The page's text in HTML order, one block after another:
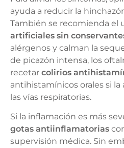
ayuda a reducir la
También se recomienda el
artificiales sin
alérgenos y calman la
de picazón intensa, los
recetar colirios
antihistamínicos orales si
las vías respiratorias.
Si la inflamación es más
gotas antiinflamatorias
supervisión médica. Sin